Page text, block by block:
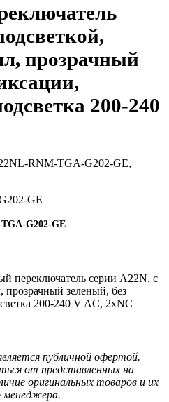
прозрачный
200-240
RNM-TGA-G202-GE,
GE
G202-GE
переключатель серии A22N, с
прозрачный зеленый, без
200-240 V AC, 2xNC
публичной офертой.
от представленных на
оригинальных товаров и их
менеджера.